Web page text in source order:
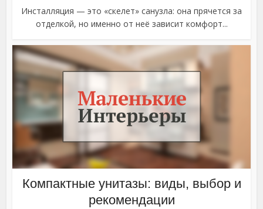
Инсталляция — это «скелет» санузла: она прячется за
отделкой, но именно от неё зависит комфорт...
Компактные унитазы: виды, выбор и
рекомендации